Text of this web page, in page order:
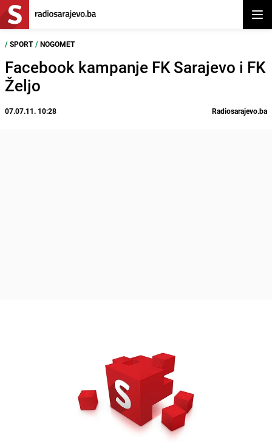
/ SPORT / NOGOMET
Facebook kampanje FK Sarajevo i FK
Željo
07.07.11. 10:28 Radiosarajevo.ba